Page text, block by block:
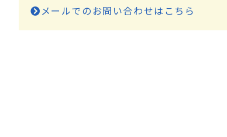
メールでのお問い合わせはこちら